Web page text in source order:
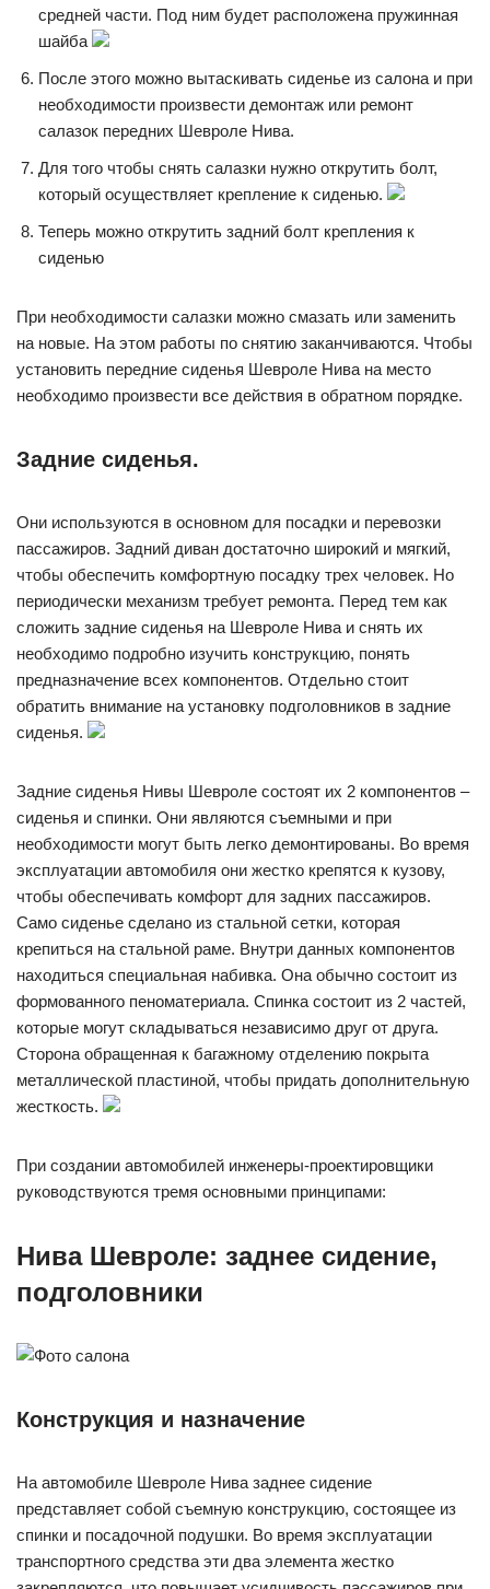
средней части. Под ним будет расположена пружинная
шайба
После этого можно вытаскивать сиденье из салона и при
необходимости произвести демонтаж или ремонт
салазок передних Шевроле Нива.
Для того чтобы снять салазки нужно открутить болт,
который осуществляет крепление к сиденью.
Теперь можно открутить задний болт крепления к
сиденью
При необходимости салазки можно смазать или заменить
на новые. На этом работы по снятию заканчиваются. Чтобы
установить передние сиденья Шевроле Нива на место
необходимо произвести все действия в обратном порядке.
Задние сиденья.
Они используются в основном для посадки и перевозки
пассажиров. Задний диван достаточно широкий и мягкий,
чтобы обеспечить комфортную посадку трех человек. Но
периодически механизм требует ремонта. Перед тем как
сложить задние сиденья на Шевроле Нива и снять их
необходимо подробно изучить конструкцию, понять
предназначение всех компонентов. Отдельно стоит
обратить внимание на установку подголовников в задние
сиденья.
Задние сиденья Нивы Шевроле состоят их 2 компонентов –
сиденья и спинки. Они являются съемными и при
необходимости могут быть легко демонтированы. Во время
эксплуатации автомобиля они жестко крепятся к кузову,
чтобы обеспечивать комфорт для задних пассажиров.
Само сиденье сделано из стальной сетки, которая
крепиться на стальной раме. Внутри данных компонентов
находиться специальная набивка. Она обычно состоит из
формованного пеноматериала. Спинка состоит из 2 частей,
которые могут складываться независимо друг от друга.
Сторона обращенная к багажному отделению покрыта
металлической пластиной, чтобы придать дополнительную
жесткость.
При создании автомобилей инженеры-проектировщики
руководствуются тремя основными принципами:
Нива Шевроле: заднее сидение,
подголовники
Конструкция и назначение
На автомобиле Шевроле Нива заднее сидение
представляет собой съемную конструкцию, состоящее из
спинки и посадочной подушки. Во время эксплуатации
транспортного средства эти два элемента жестко